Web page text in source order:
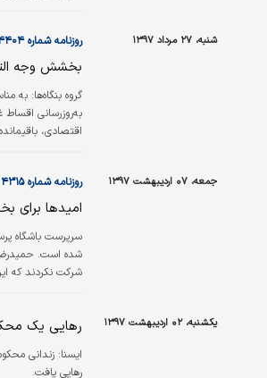
شنبه، ۲۷ مرداد ۱۳۹۷ روزنامه شماره ۴۴۰۴
بخشش وجه
گروه بنگاه‌ها: به
به‌روزرسانی
جمعه، ۰۷ اردیبهشت ۱۳۹۷ روزنامه شماره ۴۳۱۵
امیدها برای
سرپرست باشگاه
شده است. حمیدرضا
شرکت نکردند که
یکشنبه، ۰۲ اردیبهشت ۱۳۹۷ رهایی یک
ايسنا: ‌زندانی
رهایی یافت.